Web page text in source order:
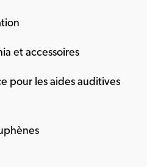
et accessoires
pour les aides auditives